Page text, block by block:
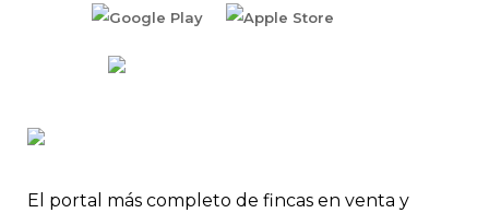
El portal más completo de fincas en venta y